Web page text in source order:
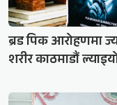
ब्रड पिक आरोहणमा
शरीर काठमाडौं